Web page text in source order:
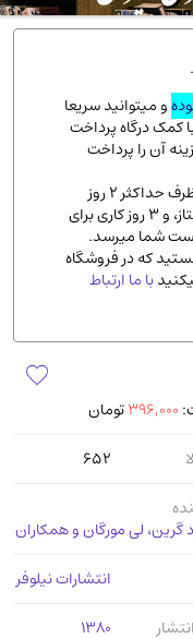
و میتوانید سریعا
کمک درگاه پرداخت
آن را پرداخت
کتاب های سفارشی ظرف حداکثر 2 روز
کاری برای پست پیشتاز، و 3 روز کاری برای
شما میرسد.
که در فروشگاه
با ما ارتباط
396,000تومان
652
گرین، لی مورگان و همکاران
انتشارات نیلوفر
1380